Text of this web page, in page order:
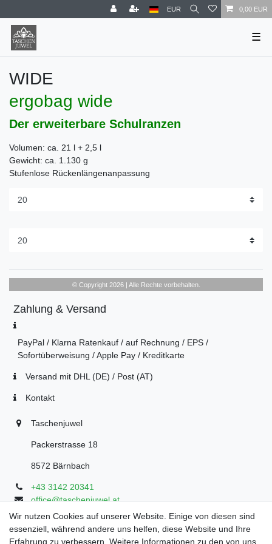
EUR 0,00 EUR
☰
WIDE
ergobag wide
Der erweiterbare Schulranzen
Volumen: ca. 21 l + 2,5 l
Gewicht: ca. 1.130 g
Stufenlose Rückenlängenanpassung
© Copyright 2026 | Alle Rechte vorbehalten.
Zahlung & Versand
PayPal / Klarna Ratenkauf / auf Rechnung / EPS /
Sofortüberweisung / Apple Pay / Kreditkarte
Versand mit DHL (DE) / Post (AT)
Kontakt
Taschenjuwel
Packerstrasse 18
8572 Bärnbach
+43 3142 20341
office@taschenjuwel.at
Montag - Freitag: 08:30 - 18:00
Samstag: 8:30 - 17 Uhr
Wir nutzen Cookies auf unserer Website. Einige von diesen sind
essenziell, während andere uns helfen, diese Website und Ihre
Erfahrung zu verbessern. Weitere Informationen zu den von uns